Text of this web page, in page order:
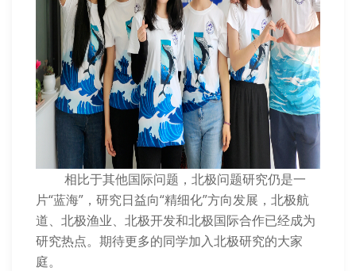
相比于其他国际问题，北极问题研究仍是一
片“蓝海”，研究日益向“精细化”方向发展，北极航
道、北极渔业、北极开发和北极国际合作已经成为
研究热点。期待更多的同学加入北极研究的大家
庭。